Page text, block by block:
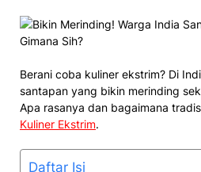
Berani coba kuliner ekstrim? Di
santapan yang bikin merinding
Apa rasanya dan bagaimana
Kuliner Ekstrim.
Daftar Isi